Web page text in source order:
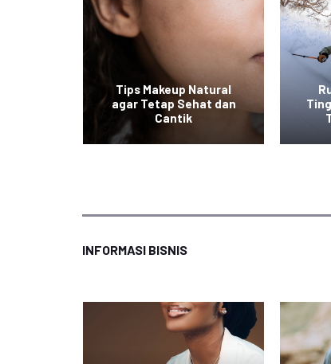
Tips Makeup Natural
agar Tetap Sehat dan
Cantik
INFORMASI BISNIS